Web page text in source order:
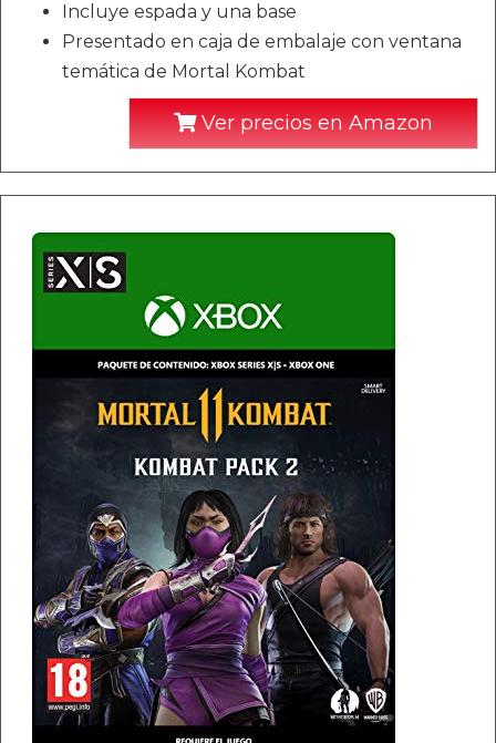
Incluye espada y una base
Presentado en caja de embalaje con ventana
temática de Mortal Kombat
Ver precios en Amazon